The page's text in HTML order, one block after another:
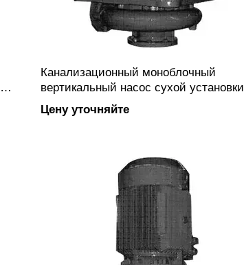
Канализационный моноблочный
вертикальный насос сухой установки
PC-VM 50-200Rx-22 с закрытым или
полуоткрытым рабочим колесом
Цену уточняйте